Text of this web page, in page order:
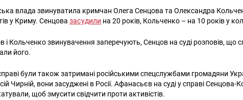
влада звинуватила кримчан Олега Сенцова та Олександра
у Криму. Сенцовазасудили на 20 років, Кольченко – на 10 років у
і Кольченко звинувачення заперечують, Сенцов на суді розповів, що
його.
були також затримані російськими спецслужбами громадяни
Чирній, вони засуджені в Росії. Афанасьєв на суді у справі
щоб змусити свідчити проти активістів.